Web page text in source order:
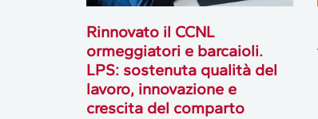
Rinnovato il CCNL
ormeggiatori e barcaioli.
LPS: sostenuta qualità del
lavoro, innovazione e
crescita del comparto